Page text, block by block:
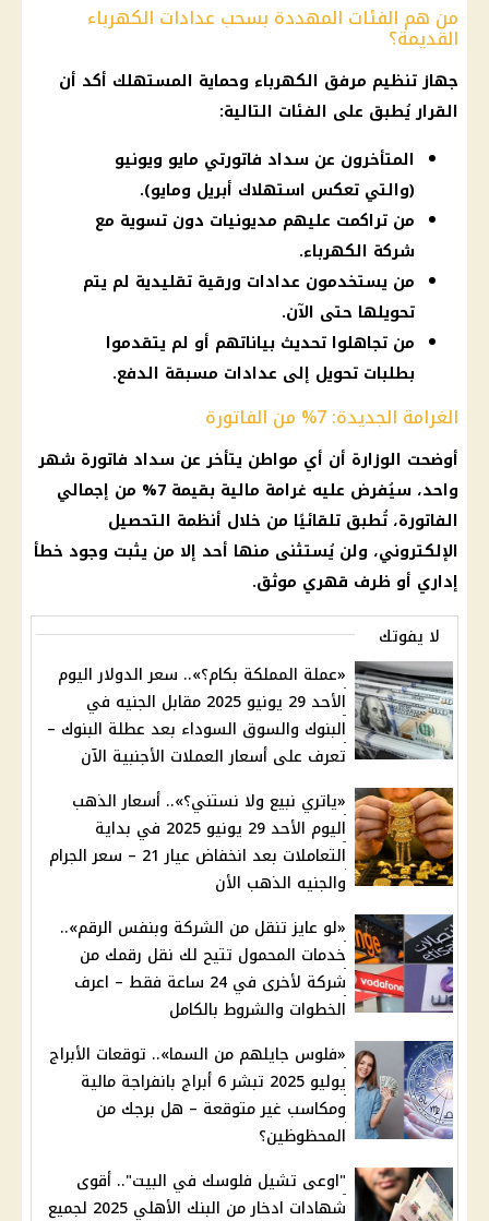
من هم الفئات المهددة بسحب عدادات الكهرباء
القديمة؟
جهاز تنظيم مرفق الكهرباء وحماية المستهلك أكد أن
القرار يُطبق على الفئات التالية:
المتأخرون عن سداد فاتورتي مايو ويونيو
(والتي تعكس استهلاك أبريل ومايو).
من تراكمت عليهم مديونيات دون تسوية مع
شركة الكهرباء.
من يستخدمون عدادات ورقية تقليدية لم يتم
تحويلها حتى الآن.
من تجاهلوا تحديث بياناتهم أو لم يتقدموا
بطلبات تحويل إلى عدادات مسبقة الدفع.
الغرامة الجديدة: 7% من الفاتورة
أوضحت الوزارة أن أي مواطن يتأخر عن سداد فاتورة شهر
واحد، سيُفرض عليه غرامة مالية بقيمة 7% من إجمالي
الفاتورة، تُطبق تلقائيًا من خلال أنظمة التحصيل
الإلكتروني، ولن يُستثنى منها أحد إلا من يثبت وجود خطأ
إداري أو ظرف قهري موثق.
لا يفوتك
«عملة المملكة بكام؟».. سعر الدولار اليوم
الأحد 29 يونيو 2025 مقابل الجنيه في
البنوك والسوق السوداء بعد عطلة البنوك –
تعرف على أسعار العملات الأجنبية الآن
«ياتري نبيع ولا نستني؟».. أسعار الذهب
اليوم الأحد 29 يونيو 2025 في بداية
التعاملات بعد انخفاض عيار 21 – سعر الجرام
والجنيه الذهب الأن
«لو عايز تنقل من الشركة وبنفس الرقم»..
خدمات المحمول تتيح لك نقل رقمك من
شركة لأخرى في 24 ساعة فقط – اعرف
الخطوات والشروط بالكامل
«فلوس جايلهم من السما».. توقعات الأبراج
يوليو 2025 تبشر 6 أبراج بانفراجة مالية
ومكاسب غير متوقعة – هل برجك من
المحظوظين؟
"اوعى تشيل فلوسك في البيت".. أقوى
شهادات ادخار من البنك الأهلي 2025 لجميع